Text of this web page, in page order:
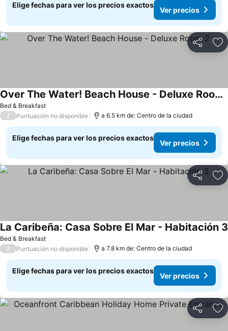
Elige fechas para ver los precios exactos
Ver precios
Compartir
Bed & Breakfast
Over The Water! Beach House - Deluxe Room 2
Ver precios
/ Puntuación no disponible a 6.5 km de: Centro de la ciudad
Elige fechas para ver los precios exactos
Ver precios
Compartir
Bed & Breakfast
La Caribeña: Casa Sobre El Mar - Habitación 3
/ Puntuación no disponible a 7.8 km de: Centro de la ciudad
Elige fechas para ver los precios exactos
Ver precios
Compartir